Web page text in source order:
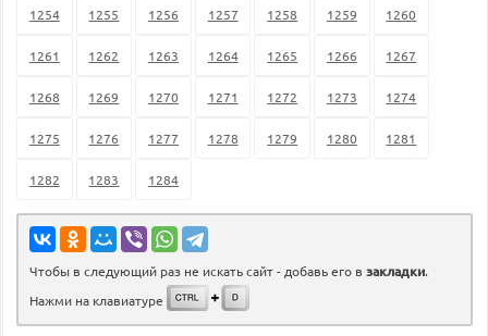
1254 1255 1256 1257 1258 1259 1260
1261 1262 1263 1264 1265 1266 1267
1268 1269 1270 1271 1272 1273 1274
1275 1276 1277 1278 1279 1280 1281
1282 1283 1284
Чтобы в следующий раз не искать сайт - добавь его в закладки.
Нажми на клавиатуре